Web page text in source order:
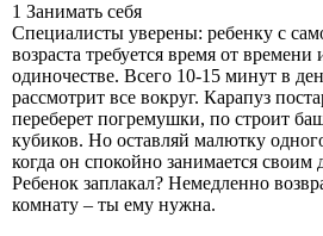
1 Занимать себя
Специалисты уверены: ребенку с
возраста требуется время от времени
одиночестве. Всего 10-15 минут в
рассмотрит все вокруг. Карапуз
переберет погремушки, по строит
кубиков. Но оставляй малютку
когда он спокойно занимается своим
Ребенок заплакал? Немедленно
комнату – ты ему нужна.